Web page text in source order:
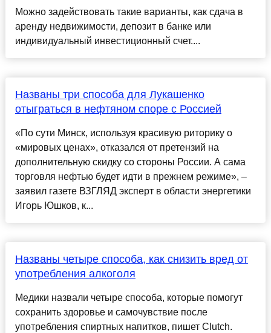
Можно задействовать такие варианты, как сдача в
аренду недвижимости, депозит в банке или
индивидуальный инвестиционный счет....
Названы три способа для Лукашенко
отыграться в нефтяном споре с Россией
«По сути Минск, используя красивую риторику о
«мировых ценах», отказался от претензий на
дополнительную скидку со стороны России. А сама
торговля нефтью будет идти в прежнем режиме», –
заявил газете ВЗГЛЯД эксперт в области энергетики
Игорь Юшков, к...
Названы четыре способа, как снизить вред от
употребления алкоголя
Медики назвали четыре способа, которые помогут
сохранить здоровье и самочувствие после
употребления спиртных напитков, пишет Clutch.